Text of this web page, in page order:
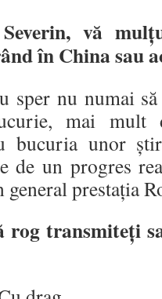
vă mulț
ândîn China sau
sper nu numai
mai mult
bucuria unor
de un progres
general prestația
rog transmiteți